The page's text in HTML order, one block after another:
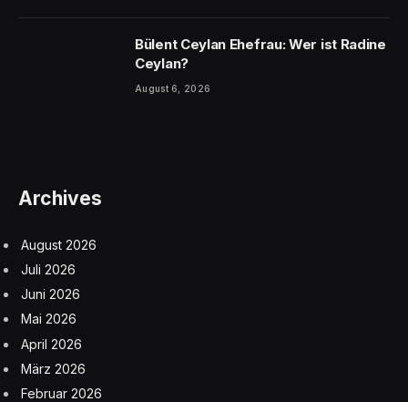
Bülent Ceylan Ehefrau: Wer ist Radine
Ceylan?
August 6, 2026
Archives
August 2026
Juli 2026
Juni 2026
Mai 2026
April 2026
März 2026
Februar 2026